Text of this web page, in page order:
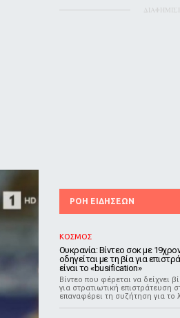
ΡΟΗ ΕΙΔΗΣΕΩΝ
ΚΟΣΜΟΣ
Ουκρανία: Βίντεο σοκ με
οδηγείται με τη βία για
είναι το «busification»
Βίντεο που φέρεται να δείχνει
για στρατιωτική επιστράτευση
επαναφέρει τη συζήτηση για το